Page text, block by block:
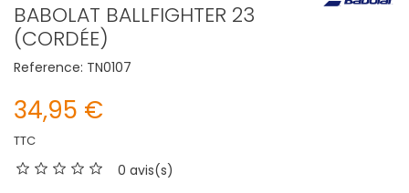
BABOLAT BALLFIGHTER 23
(CORDÉE)
Reference: TN0107
34,95 €
TTC
0 avis(s)